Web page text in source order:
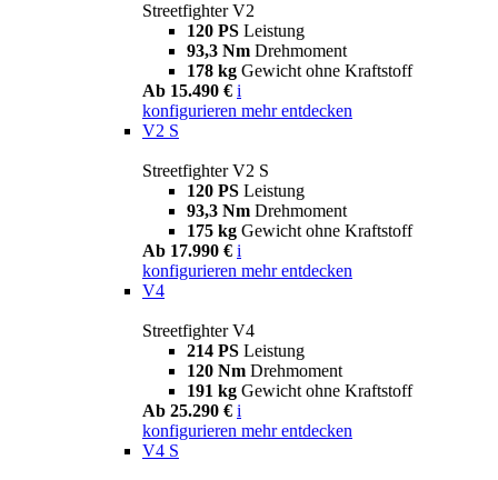
Streetfighter V2
120 PS Leistung
93,3 Nm Drehmoment
178 kg Gewicht ohne Kraftstoff
Ab 15.490 € i
konfigurieren mehr entdecken
V2 S
Streetfighter V2 S
120 PS Leistung
93,3 Nm Drehmoment
175 kg Gewicht ohne Kraftstoff
Ab 17.990 € i
konfigurieren mehr entdecken
V4
Streetfighter V4
214 PS Leistung
120 Nm Drehmoment
191 kg Gewicht ohne Kraftstoff
Ab 25.290 € i
konfigurieren mehr entdecken
V4 S